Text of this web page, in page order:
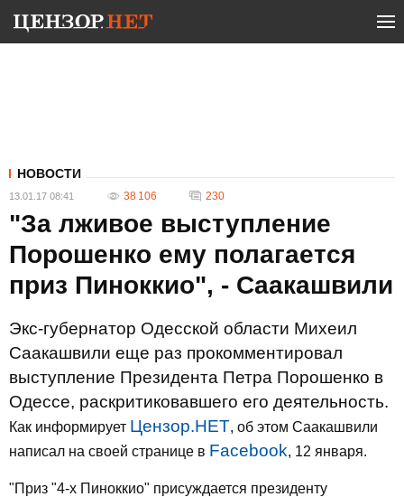
НОВОСТИ
13.01.17 08:41 38 106 230
"За лживое выступление
Порошенко ему полагается
приз Пиноккио", - Саакашвили
Экс-губернатор Одесской области Михеил
Саакашвили еще раз прокомментировал
выступление Президента Петра Порошенко в
Одессе, раскритиковавшего его деятельность.
Как информирует Цензор.НЕТ, об этом Саакашвили
написал на своей странице в Facebook, 12 января.
"Приз "4-х Пиноккио" присуждается президенту